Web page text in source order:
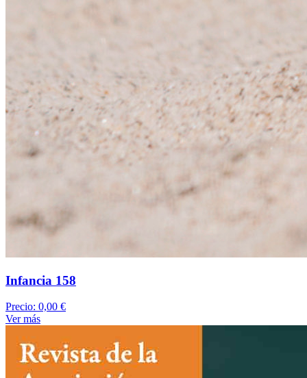
Infancia 158
Precio: 0,00 €
Ver más